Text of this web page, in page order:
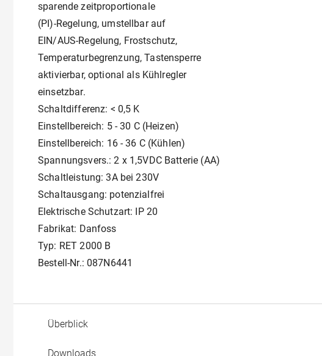
sparende zeitproportionale
(PI)-Regelung, umstellbar auf
EIN/AUS-Regelung, Frostschutz,
Temperaturbegrenzung, Tastensperre
aktivierbar, optional als Kühlregler
einsetzbar.
Schaltdifferenz: < 0,5 K
Einstellbereich: 5 - 30 C (Heizen)
Einstellbereich: 16 - 36 C (Kühlen)
Spannungsvers.: 2 x 1,5VDC Batterie (AA)
Schaltleistung: 3A bei 230V
Schaltausgang: potenzialfrei
Elektrische Schutzart: IP 20
Fabrikat: Danfoss
Typ: RET 2000 B
Bestell-Nr.: 087N6441
Überblick
Downloads